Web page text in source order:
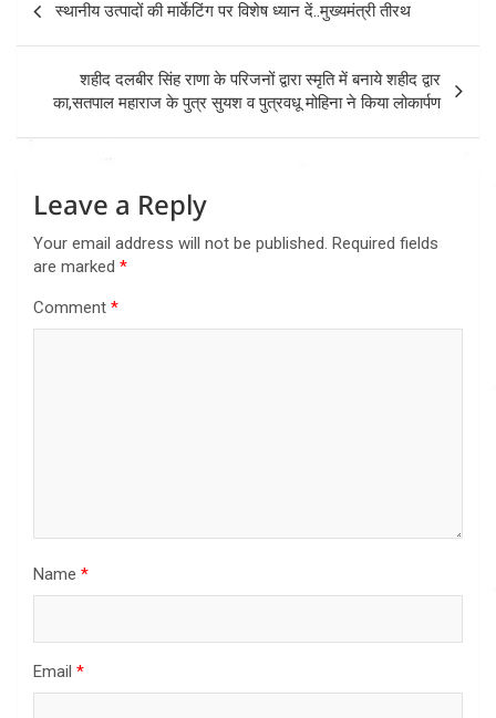
navigation
स्थानीय उत्पादों की मार्केटिंग पर विशेष ध्यान दें..मुख्यमंत्री तीरथ
शहीद दलबीर सिंह राणा के परिजनों द्वारा स्मृति में बनाये शहीद द्वार
का,सतपाल महाराज के पुत्र सुयश व पुत्रवधू मोहिना ने किया लोकार्पण
Leave a Reply
Your email address will not be published. Required fields
are marked *
Comment *
Name *
Email *